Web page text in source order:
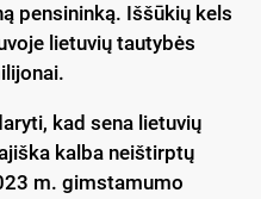
pensininką. Iššūkių kels
lietuvių tautybės
kad sena lietuvių
kalba neištirptų
m. gimstamumo